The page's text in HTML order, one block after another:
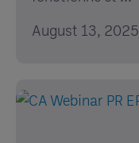
August 13, 2025